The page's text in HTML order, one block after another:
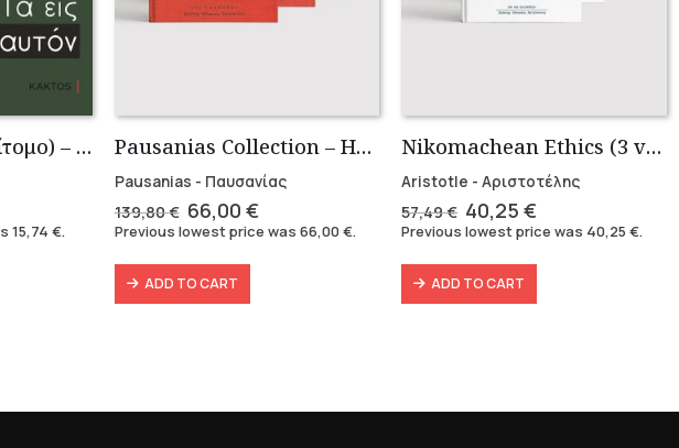
Τα Εις εαυτόν (Επίτομο) – Μάρκος Αυρήλιος
15,74 €.
Pausanias Collection – Hardbound (3 volumes)
Pausanias - Παυσανίας
139,80€ Original
price
was:
139,80 €.
66,00 €Current
price
Previous lowest price was 66,00€.
ADD TO CART
Nikomachean Ethics (3 volumes)
Aristotle - Αριστοτέλης
57,49€ Original
price
57,49 €.
40,25€
price
40,25 €.
Previous lowest price was 40,25€.
ADD TO CART